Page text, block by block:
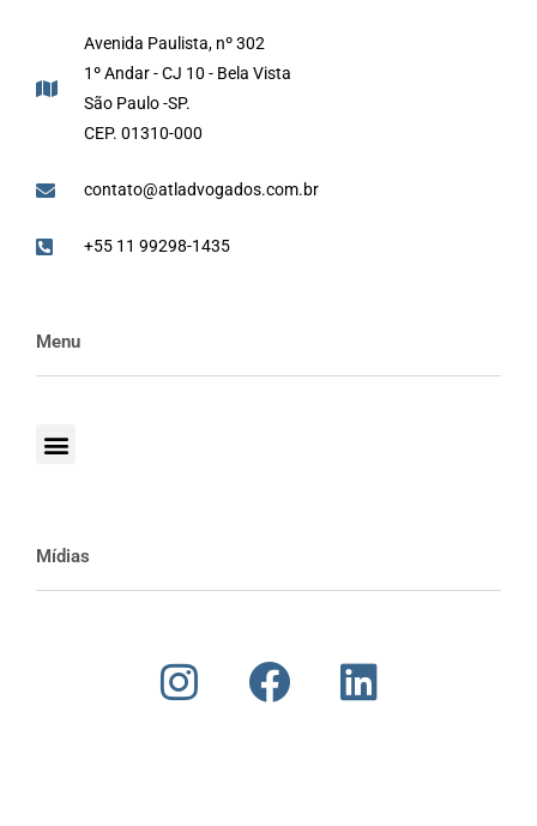
Avenida Paulista, nº 302
1º Andar - CJ 10 - Bela Vista
São Paulo -SP.
CEP. 01310-000
contato@atladvogados.com.br
+55 11 99298-1435
Menu
Mídias